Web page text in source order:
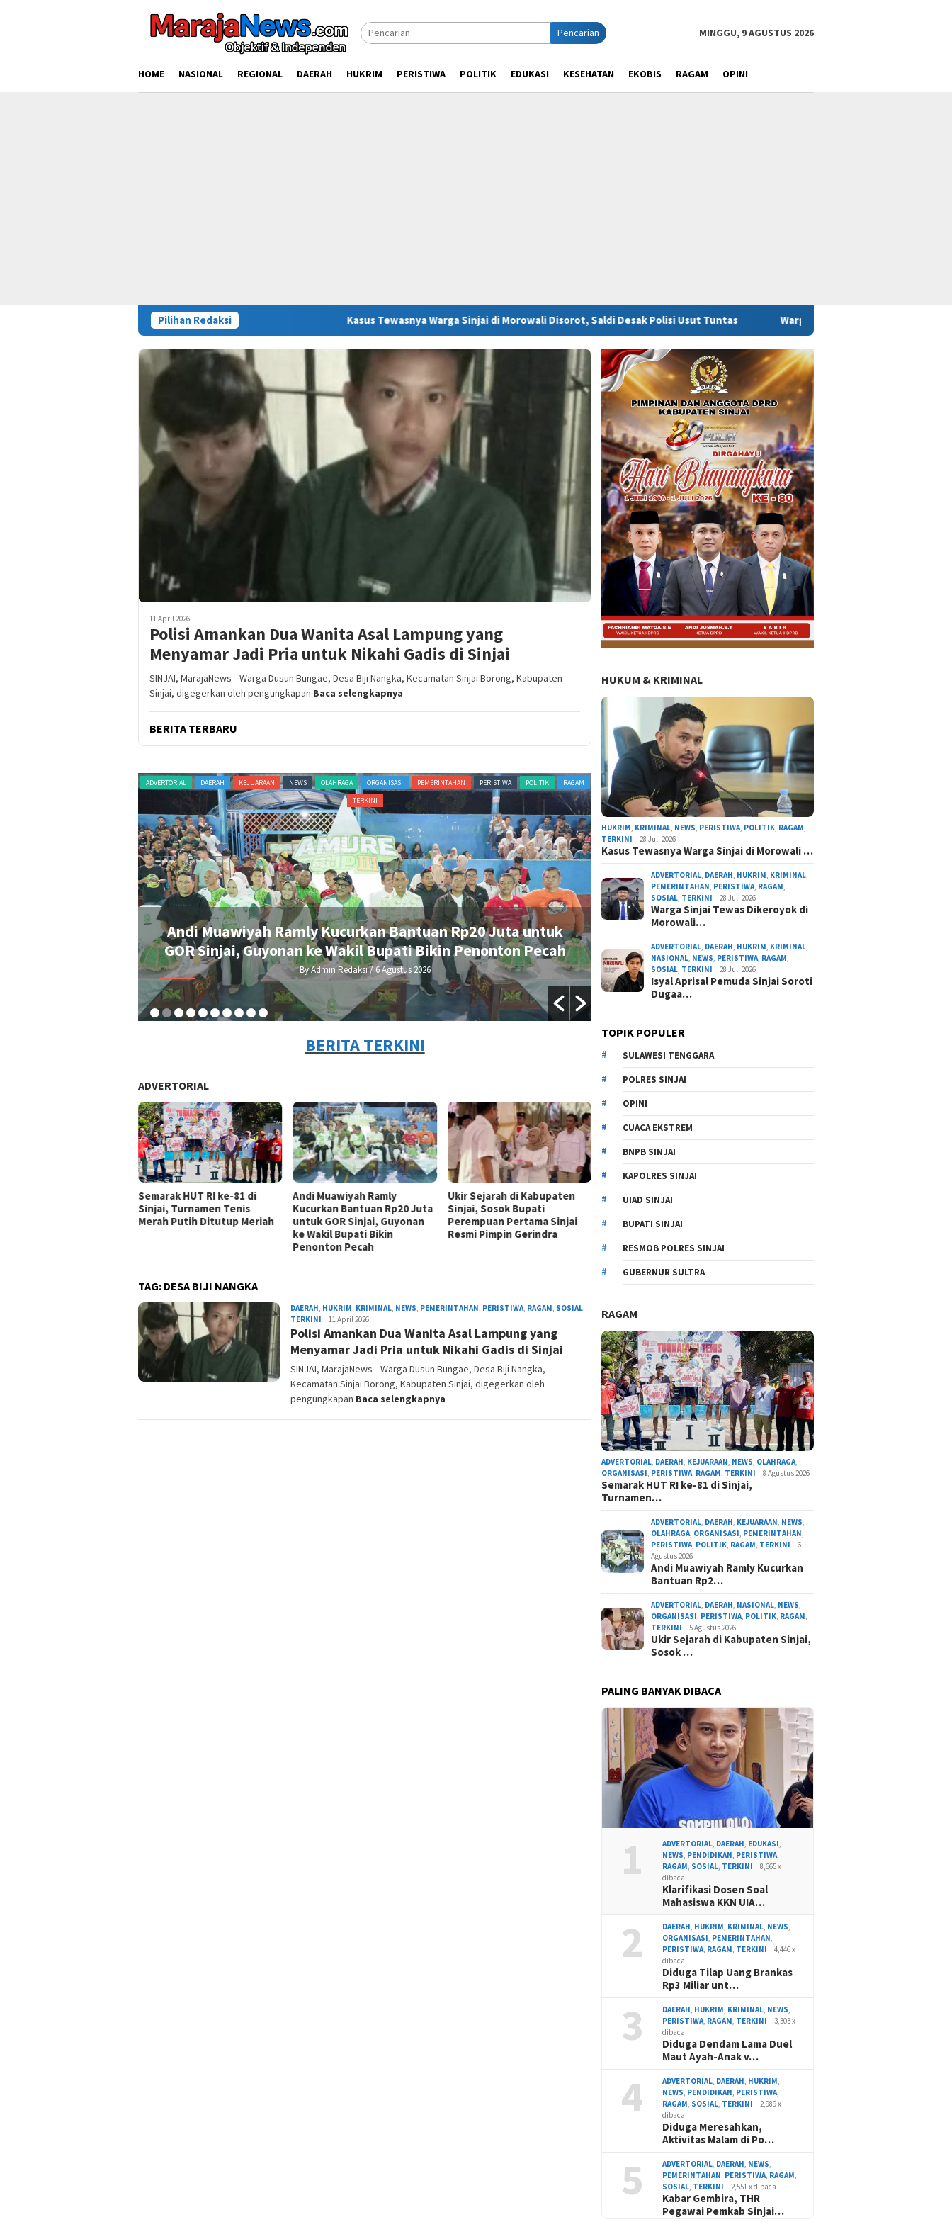
Pencarian MINGGU, 9 AGUSTUS 2026
HOME NASIONAL REGIONAL DAERAH HUKRIM PERISTIWA POLITIK EDUKASI KESEHATAN EKOBIS RAGAM OPINI
Pilihan Redaksi Kasus Tewasnya Warga Sinjai di Morowali Disorot, Saldi Desak Polisi Usut Tuntas Warga Sinjai Tewas Dikeroyok di Morowali, Ketua
11 April 2026
Polisi Amankan Dua Wanita Asal Lampung yang
Menyamar Jadi Pria untuk Nikahi Gadis di Sinjai
SINJAI, MarajaNews—Warga Dusun Bungae, Desa Biji Nangka, Kecamatan Sinjai Borong, Kabupaten
Sinjai, digegerkan oleh pengungkapan Baca selengkapnya
BERITA TERBARU
ADVERTORIAL DAERAH KEJUARAAN NEWS OLAHRAGA ORGANISASI PEMERINTAHAN PERISTIWA POLITIK
RAGAM
TERKINI
Andi Muawiyah Ramly Kucurkan Bantuan Rp20 Juta untuk
GOR Sinjai, Guyonan ke Wakil Bupati Bikin Penonton Pecah
By Admin Redaksi/ 6 Agustus 2026
ADVERTORIAL NASIONAL NEWS
Ukir Sejarah di Kabupaten Sinjai, Sosok Bupati
Pertama Sinjai Resmi Pimpin Gerindra
By Admin Redaksi
BERITA TERKINI
ADVERTORIAL
Semarak HUT RI ke-81 di
Sinjai, Turnamen Tenis
Merah Putih Ditutup Meriah
Andi Muawiyah Ramly
Kucurkan Bantuan Rp20 Juta
untuk GOR Sinjai, Guyonan
ke Wakil Bupati Bikin
Penonton Pecah
Ukir Sejarah di Kabupaten
Sinjai, Sosok Bupati
Perempuan Pertama Sinjai
Resmi Pimpin Gerindra
TAG: DESA BIJI NANGKA
DAERAH, HUKRIM, KRIMINAL, NEWS, PEMERINTAHAN, PERISTIWA, RAGAM, SOSIAL,
TERKINI Admin
Redaksi
11 April 2026
Polisi Amankan Dua Wanita Asal Lampung yang
Menyamar Jadi Pria untuk Nikahi Gadis di Sinjai
SINJAI, MarajaNews—Warga Dusun Bungae, Desa Biji Nangka,
Kecamatan Sinjai Borong, Kabupaten Sinjai, digegerkan oleh
pengungkapan Baca selengkapnya
HUKUM & KRIMINAL
HUKRIM, KRIMINAL, NEWS, PERISTIWA, POLITIK, RAGAM,
TERKINI
28 Juli 2026
Kasus Tewasnya Warga Sinjai di Morowali …
ADVERTORIAL, DAERAH, HUKRIM, KRIMINAL,
PEMERINTAHAN, PERISTIWA, RAGAM,
SOSIAL, TERKINI 28 Juli 2026
Warga Sinjai Tewas Dikeroyok di
Morowali…
ADVERTORIAL, DAERAH, HUKRIM, KRIMINAL,
NASIONAL, NEWS, PERISTIWA, RAGAM,
SOSIAL, TERKINI 28 Juli 2026
Isyal Aprisal Pemuda Sinjai Soroti
Dugaa…
TOPIK POPULER
SULAWESI TENGGARA
POLRES SINJAI
OPINI
CUACA EKSTREM
BNPB SINJAI
KAPOLRES SINJAI
UIAD SINJAI
BUPATI SINJAI
RESMOB POLRES SINJAI
GUBERNUR SULTRA
RAGAM
ADVERTORIAL DAERAH KEJUARAAN NEWS OLAHRAGA
ORGANISASI PERISTIWA RAGAM TERKINI 8 Agustus 2026
Semarak HUT RI ke-81 di Sinjai,
Turnamen…
ADVERTORIAL DAERAH KEJUARAAN NEWS
OLAHRAGA ORGANISASI PEMERINTAHAN
PERISTIWA POLITIK RAGAM TERKINI
6
Agustus 2026
Andi Muawiyah Ramly Kucurkan
Bantuan Rp2…
ADVERTORIAL DAERAH NASIONAL NEWS
ORGANISASI PERISTIWA POLITIK RAGAM
TERKINI
5 Agustus 2026
Ukir Sejarah di Kabupaten Sinjai,
Sosok …
PALING BANYAK DIBACA
1 ADVERTORIAL DAERAH EDUKASI
NEWS PENDIDIKAN PERISTIWA
RAGAM SOSIAL TERKINI
8,665 x
dibaca
Klarifikasi Dosen Soal
Mahasiswa KKN UIA…
2 DAERAH HUKRIM KRIMINAL NEWS
ORGANISASI PEMERINTAHAN
PERISTIWA RAGAM TERKINI
4,446 x
dibaca
Diduga Tilap Uang Brankas
Rp3 Miliar unt…
3 DAERAH HUKRIM KRIMINAL NEWS
PERISTIWA RAGAM TERKINI
3,303 x
dibaca
Diduga Dendam Lama Duel
Maut Ayah-Anak v…
4 ADVERTORIAL DAERAH HUKRIM
NEWS PENDIDIKAN PERISTIWA
RAGAM SOSIAL TERKINI
2,989 x
dibaca
Diduga Meresahkan,
Aktivitas Malam di Po…
5 ADVERTORIAL DAERAH NEWS
PEMERINTAHAN PERISTIWA RAGAM
SOSIAL TERKINI 2,551 x dibaca
Kabar Gembira, THR
Pegawai Pemkab Sinjai…